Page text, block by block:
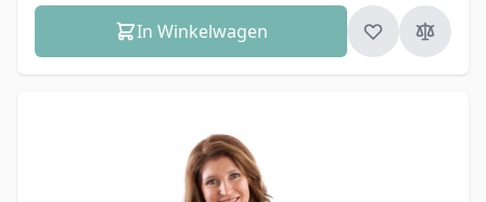
In Winkelwagen